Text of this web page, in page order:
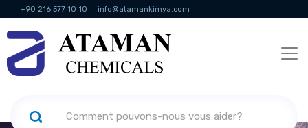
+90 216 577 10 10 info@atamankimya.com
KVKK Politikası Services de la société de l'information
humaines